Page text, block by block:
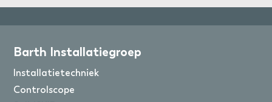
Barth Installatiegroep
Installatietechniek
Controlscope